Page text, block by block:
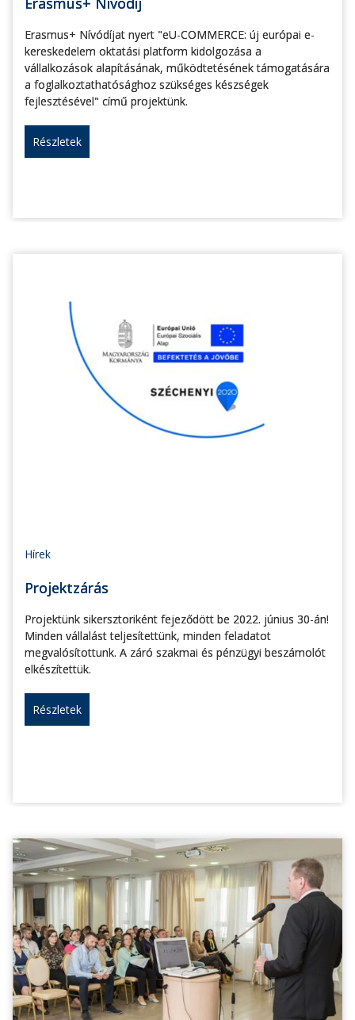
Erasmus+ Nívódíjat nyert "eU-COMMERCE: új európai e-
kereskedelem oktatási platform kidolgozása a
vállalkozások alapításának, működtetésének támogatására
a foglalkoztathatósághoz szükséges készségek
fejlesztésével" című projektünk.
Részletek
Hírek
Projektzárás
Projektünk sikersztoriként fejeződött be 2022. június 30-án!
Minden vállalást teljesítettünk, minden feladatot
megvalósítottunk. A záró szakmai és pénzügyi beszámolót
elkészítettük.
Részletek